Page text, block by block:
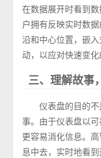
在数据展开时看到
户拥有反映实时数
沿和中心位置，嵌
动，以应对快速变化
三、理解故事
仪表盘的目的
事。由于仪表盘以
更容易消化信息。
息中去，实时地看